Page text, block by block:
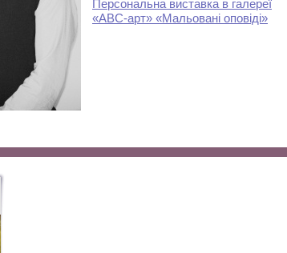
Персональна виставка в галереї
«АВС-арт» «Мальовані оповіді»